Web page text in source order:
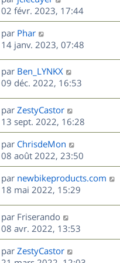
e
s
a
g
e
m
e
s
s
e
i
e
r
m
e
s
s
e
e
r
n
i
e
r
m
s
a
e
02 févr. 2023, 17:44
D
e
n
i
r
m
e
s
a
e
par Phar
14 janv. 2023, 07:48
D
e
n
i
e
r
m
e
s
s
e
par Ben_LYNKX
09 déc. 2022, 16:53
D
e
r
n
i
e
r
m
e
s
s
a
g
par ZestyCastor
13 sept. 2022, 16:28
D
e
r
n
i
e
r
m
e
s
par ChrisdeMon
08 août 2022, 23:50
D
e
n
i
e
r
m
par newbikeproducts.com
18 mai 2022, 15:29
D
e
r
n
par Friserando
08 avr. 2022, 13:53
D
par ZestyCastor